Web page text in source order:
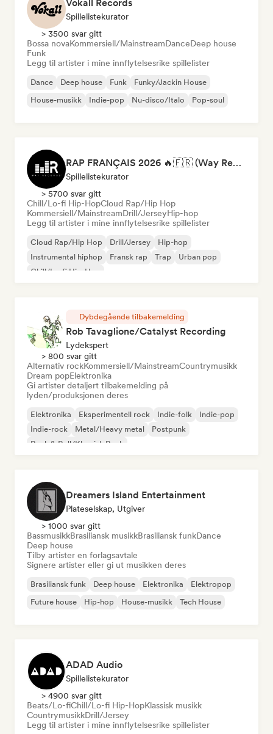
Vokall Records
Spillelistekurator
> 3500 svar gitt
Bossa novaKommersiell/MainstreamDanceDeep house
Funk
Legg til artister i mine innflytelsesrike spillelister
Dance Deep house Funk
Funky/Jackin House
House-musikk
Indie-pop Nu-disco/Italo Pop-soul
RAP FRANÇAIS 2026 🔥🇫🇷 (Way Records)
Spillelistekurator
> 5700 svar gitt
Chill/Lo-fi Hip-HopCloud Rap/Hip Hop
Kommersiell/MainstreamDrill/JerseyHip-hop
Legg til artister i mine innflytelsesrike spillelister
Cloud Rap/Hip Hop Drill/Jersey
Hip-hop
Instrumental hiphop
Fransk rap Trap
Urban pop
Chill/Lo-fi Hip-Hop
Dybdegående tilbakemelding
Rob Tavaglione/Catalyst Recording
Lydekspert
> 800 svar gitt
Alternativ rockKommersiell/MainstreamCountrymusikk
Dream popElektronika
Gi artister detaljert tilbakemelding på
lyden/produksjonen deres
Elektronika Eksperimentell rock Indie-folk
Indie-pop
Indie-rock
Metal/Heavy metal
Postpunk
Rock & Roll/Klassisk Rock
Dreamers Island Entertainment
Plateselskap, Utgiver
> 1000 svar gitt
BassmusikkBrasiliansk musikkBrasiliansk funkDance
Deep house
Tilby artister en forlagsavtale
Signere artister eller gi ut musikken deres
Brasiliansk funk Deep house Elektronika
Elektropop
Future house
Hip-hop House-musikk Tech House
ADAD Audio
Spillelistekurator
> 4900 svar gitt
Beats/Lo-fiChill/Lo-fi Hip-HopKlassisk musikk
CountrymusikkDrill/Jersey
Legg til artister i mine innflytelsesrike spillelister